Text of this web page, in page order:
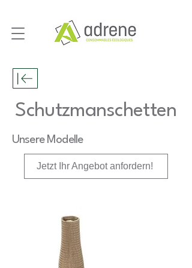
Schutzmanschetten
Unsere Modelle
Jetzt Ihr Angebot anfordern!